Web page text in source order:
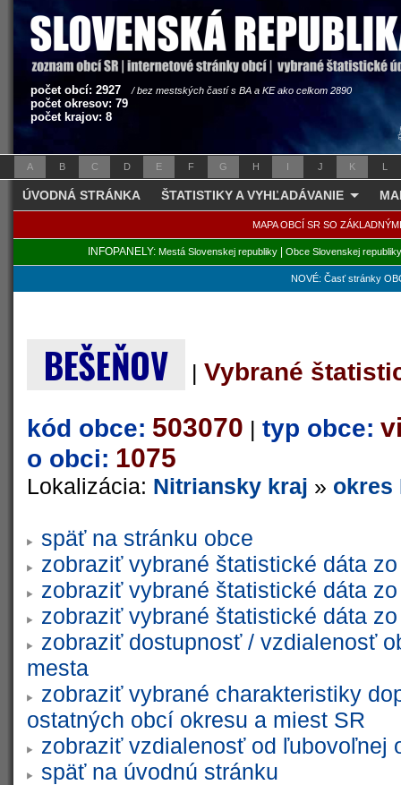
počet obcí: 2927 / bez mestských častí s BA a KE ako celkom 2890
počet okresov: 79
počet krajov: 8
A B C D E F G H I J K L
ÚVODNÁ STRÁNKA ŠTATISTIKY A VYHĽADÁVANIE
MAPA OBCÍ SR SO
INFOPANELY: Mestá Slovenskej republiky| Obce Slovenskej republiky
NOVÉ: Časť stránky
BEŠEŇOV | Vybrané
kód obce: 503070 | typ obce:
o obci: 1075
Lokalizácia: Nitriansky kraj » okres
späť na stránku obce
zobraziť vybrané štatistické dáta
zobraziť vybrané štatistické dáta
zobraziť vybrané štatistické dáta
zobraziť dostupnosť / vzdialenosť
mesta
zobraziť vybrané charakteristiky
ostatných obcí okresu a miest SR
zobraziť vzdialenosť od ľubovoľnej
späť na úvodnú stránku